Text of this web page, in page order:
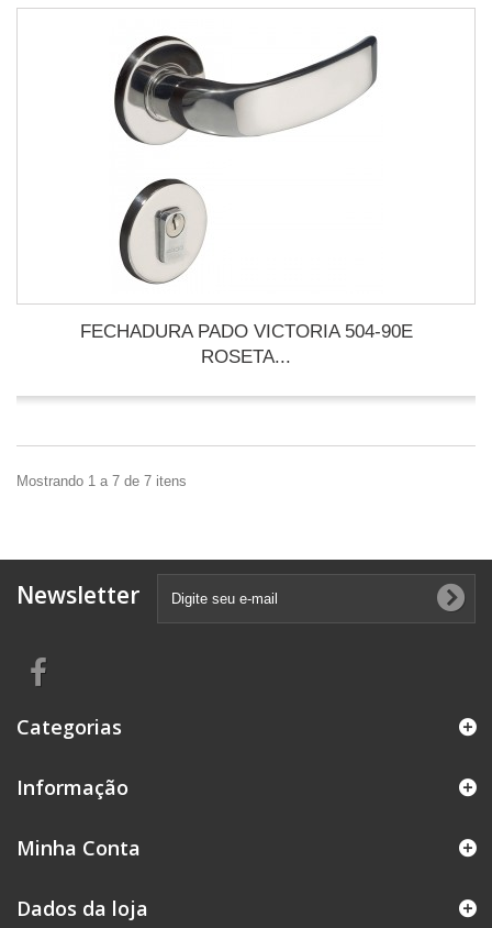
FECHADURA PADO VICTORIA 504-90E
ROSETA...
Mostrando 1 a 7 de 7 itens
Newsletter
Categorias
Informação
Minha Conta
Dados da loja